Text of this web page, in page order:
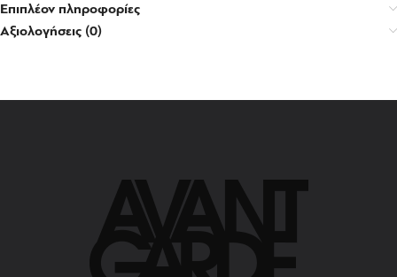
Επιπλέον πληροφορίες
Αξιολογήσεις (0)